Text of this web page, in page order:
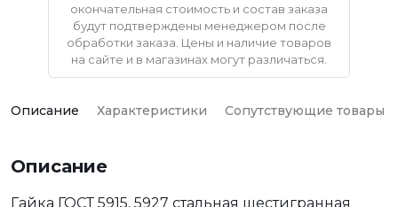
окончательная стоимость и состав заказа
будут подтверждены менеджером после
обработки заказа. Цены и наличие товаров
на сайте и в магазинах могут различаться.
Описание Характеристики Сопутствующие товары
Описание
Гайка ГОСТ 5915, 5927 стальная шестигранная